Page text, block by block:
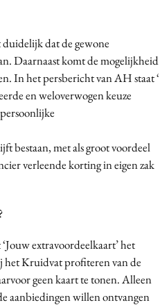
dat de gewone
Daarnaast komt de mogelijkheid
In het persbericht van AH staat ‘
en weloverwogen keuze
bestaan, met als groot voordeel
verleende korting in eigen zak
extravoordeelkaart’ het
het Kruidvat profiteren van de
geen kaart te tonen. Alleen
aanbiedingen willen ontvangen